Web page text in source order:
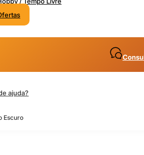
ajuda?
Escuro